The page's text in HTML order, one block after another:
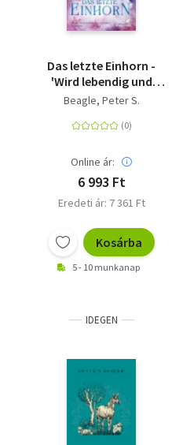
Das letzte Einhorn -
'Wird lebendig und
bleibt lebendig durch
Intensität der
New York Times
Beagle, Peter S.
Online ár:
6 993 Ft
Eredeti ár: 7 361 Ft
Kosárba
5 - 10 munkanap
IDEGEN